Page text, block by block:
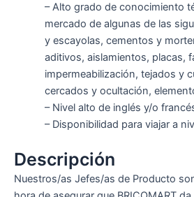
– Alto grado de conocimiento
mercado de algunas de las
y escayolas, cementos y
aditivos, aislamientos, placas,
impermeabilización, tejados y
cercados y ocultación,
– Nivel alto de inglés y/o
– Disponibilidad para viajar a
Descripción
Nuestros/as Jefes/as de Producto